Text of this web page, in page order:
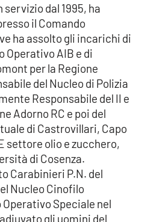
dal 1995, ha
il Comando
ha assolto gli incarichi di
Operativo AIB e di
per la Regione
del Nucleo di Polizia
Responsabile del II e
Adorno RC e poi del
di Castrovillari, Capo
settore olio e zucchero,
di Cosenza.
Carabinieri P.N. del
Nucleo Cinofilo
Speciale nel
gli uomini del